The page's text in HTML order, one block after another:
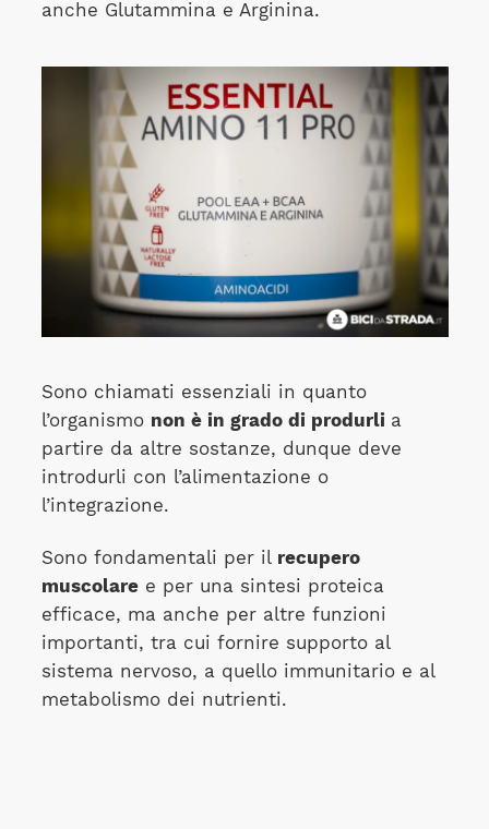
anche Glutammina e Arginina.
Sono chiamati essenziali in quanto
l’organismo non è in grado di produrli a
partire da altre sostanze, dunque deve
introdurli con l’alimentazione o
l’integrazione.
Sono fondamentali per il recupero
muscolaree per una sintesi proteica
efficace, ma anche per altre funzioni
importanti, tra cui fornire supporto al
sistema nervoso, a quello immunitario e al
metabolismo dei nutrienti.